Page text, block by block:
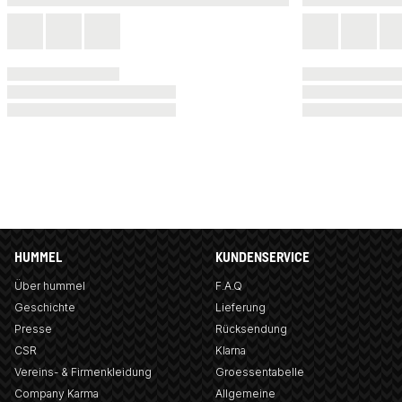
HUMMEL
Über hummel
Geschichte
Presse
CSR
Vereins- & Firmenkleidung
Company Karma
KUNDENSERVICE
F.A.Q
Lieferung
Rücksendung
Klarna
Groessentabelle
Allgemeine